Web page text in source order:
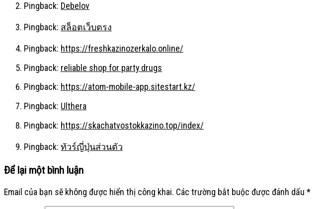
Pingback: Debelov
Pingback: สล็อตเว็บตรง
Pingback: https://freshkazinozerkalo.online/
Pingback: reliable shop for party drugs
Pingback: https://atom-mobile-app.sitestart.kz/
Pingback: Ulthera
Pingback: https://skachatvostokkazino.top/index/
Pingback: ทัวร์ญี่ปุ่นส่วนตัว
Để lại một bình luận
Email của bạn sẽ không được hiển thị công khai. Các trường bắt buộc được đánh dấu *